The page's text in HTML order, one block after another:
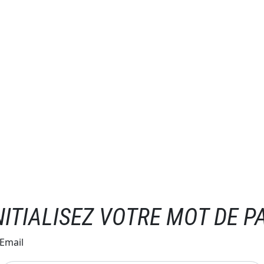
VOTRE MOT DE
Email